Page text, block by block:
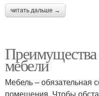
читать дальше →
Преимущества
мебели
Мебель – обязательная